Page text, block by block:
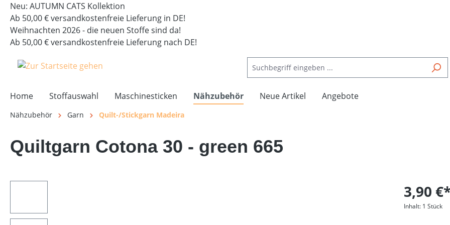
Zur Hauptnavigation springen
Neu: AUTUMN CATS Kollektion
Ab 50,00 € versandkostenfreie Lieferung in DE!
Weihnachten 2026 - die neuen Stoffe sind da!
Ab 50,00 € versandkostenfreie Lieferung nach DE!
Home Stoffauswahl Maschinesticken Nähzubehör Neue Artikel Angebote
Nähzubehör Garn Quilt-/Stickgarn Madeira
Quiltgarn Cotona 30 - green 665
3,90
Inhalt: 1 Stück